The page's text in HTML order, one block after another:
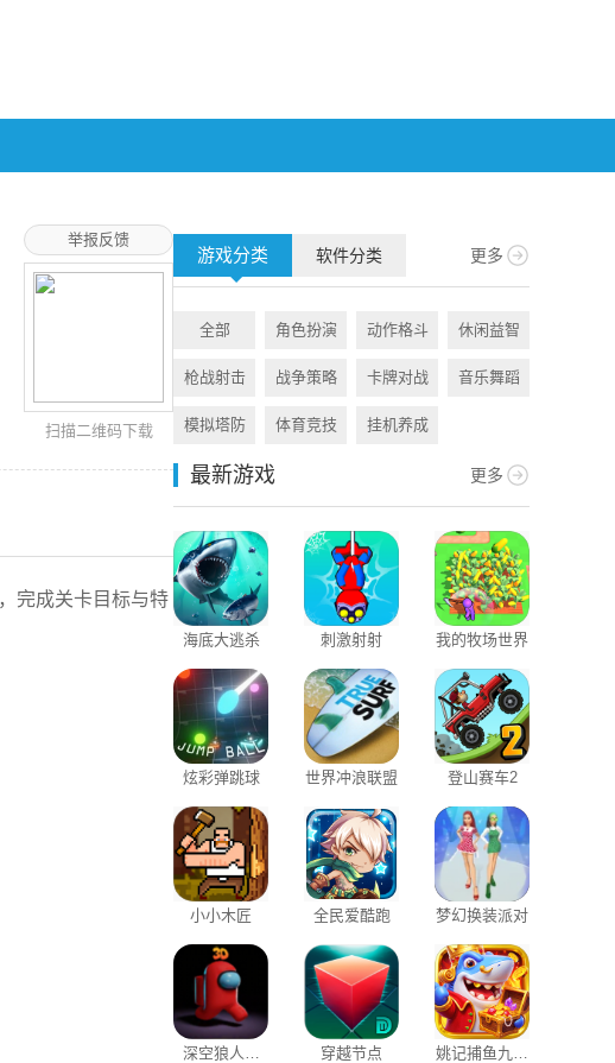
扫描二维码下载
举报反馈
，完成关卡目标与特
游戏分类 软件分类 更多
全部 角色扮演 动作格斗 休闲益智
枪战射击 战争策略 卡牌对战 音乐舞蹈
模拟塔防 体育竞技 挂机养成
最新游戏 更多
海底大逃杀 刺激射射 我的牧场世界
炫彩弹跳球 世界冲浪联盟 登山赛车2
小小木匠 全民爱酷跑 梦幻换装派对
深空狼人杀
穿越节点
姚记捕鱼九游